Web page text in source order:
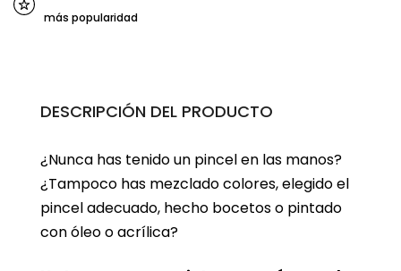
más popularidad
DESCRIPCIÓN DEL PRODUCTO
¿Nunca has tenido un pincel en las manos?
¿Tampoco has mezclado colores, elegido el
pincel adecuado, hecho bocetos o pintado
con óleo o acrílica?